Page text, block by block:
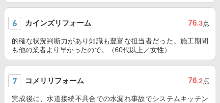
カインズリフォーム 76.3点
的確な状況判断力があり知識も豊富な担当者だった。施工期間
も他の業者より早かったので。（60代以上／女性）
コメリリフォーム 76.2点
完成後に、水道接続不具合での水漏れ事故でシステムキッチン